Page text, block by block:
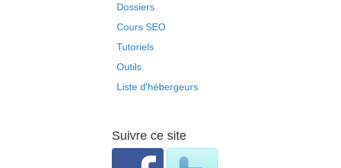
Dossiers
Cours SEO
Tutoriels
Outils
Liste d'hébergeurs
Suivre ce site